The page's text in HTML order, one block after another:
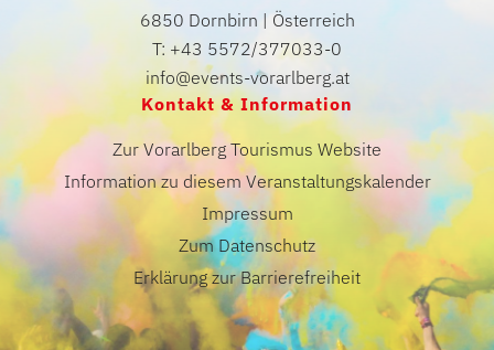
6850 Dornbirn | Österreich
T: +43 5572/377033-0
info@events-vorarlberg.at
Kontakt & Information
Zur Vorarlberg Tourismus Website
Information zu diesem Veranstaltungskalender
Impressum
Zum Datenschutz
Erklärung zur Barrierefreiheit